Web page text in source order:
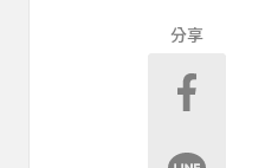
分享